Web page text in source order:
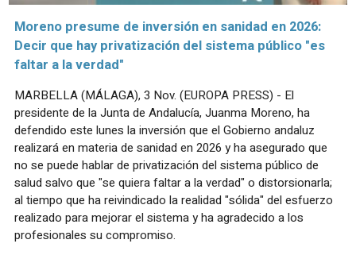
Moreno presume de inversión en sanidad en 2026:
Decir que hay privatización del sistema público "es
faltar a la verdad"
MARBELLA (MÁLAGA), 3 Nov. (EUROPA PRESS) - El
presidente de la Junta de Andalucía, Juanma Moreno, ha
defendido este lunes la inversión que el Gobierno andaluz
realizará en materia de sanidad en 2026 y ha asegurado que
no se puede hablar de privatización del sistema público de
salud salvo que "se quiera faltar a la verdad" o distorsionarla;
al tiempo que ha reivindicado la realidad "sólida" del esfuerzo
realizado para mejorar el sistema y ha agradecido a los
profesionales su compromiso.